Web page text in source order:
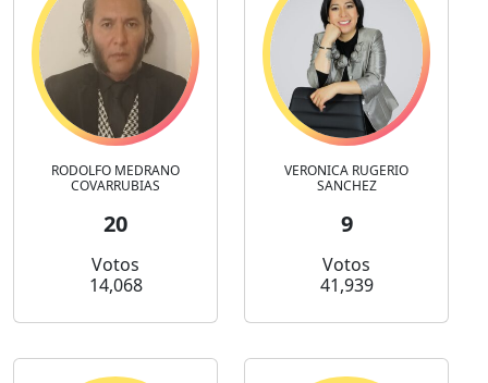
RODOLFO MEDRANO
COVARRUBIAS
20
Votos
14,068
VERONICA RUGERIO
SANCHEZ
9
Votos
41,939